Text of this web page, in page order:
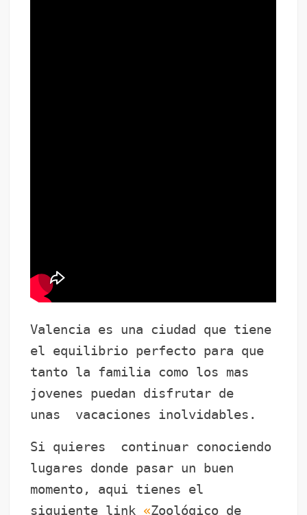
Valencia es una ciudad que tiene
el equilibrio perfecto para que
tanto la familia como los mas
jovenes puedan disfrutar de
unas vacaciones inolvidables.
Si quieres continuar conociendo
lugares donde pasar un buen
momento, aqui tienes el
siguiente link «Zoológico de